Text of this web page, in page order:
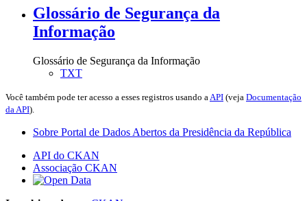
Glossário de Segurança da
Informação
Glossário de Segurança da Informação
TXT
Você também pode ter acesso a esses registros usando a API (veja Documentação
da API).
Sobre Portal de Dados Abertos da Presidência da República
API do CKAN
Associação CKAN